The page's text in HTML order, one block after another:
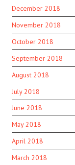
December 2018
November 2018
October 2018
September 2018
August 2018
July 2018
June 2018
May 2018
April 2018
March 2018